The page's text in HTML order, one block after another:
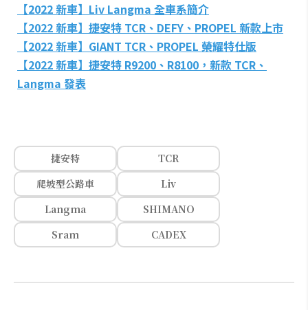
【2022 新車】Liv Langma 全車系簡介
【2022 新車】捷安特 TCR、DEFY、PROPEL 新款上市
【2022 新車】GIANT TCR、PROPEL 榮耀特仕版
【2022 新車】捷安特 R9200、R8100，新款 TCR、
Langma 發表
捷安特
TCR
爬坡型公路車
Liv
Langma
SHIMANO
Sram
CADEX